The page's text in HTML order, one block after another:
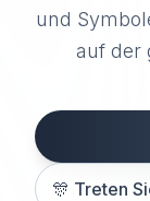
und
auf der
🎊 Treten